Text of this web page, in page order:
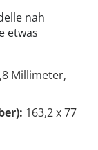
nah
etwas
Millimeter,
163,2 x 77